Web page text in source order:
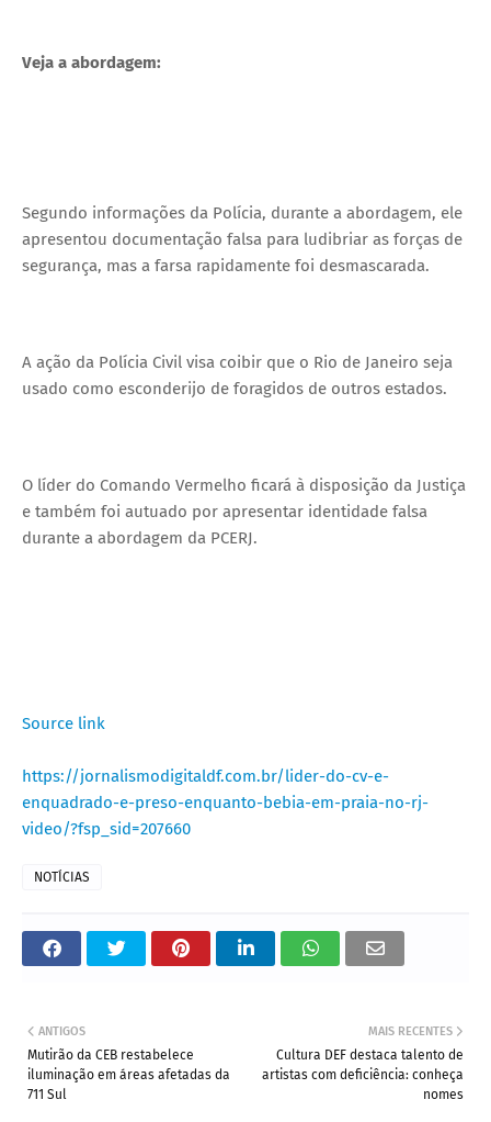
Veja a abordagem:
Segundo informações da Polícia, durante a abordagem, ele
apresentou documentação falsa para ludibriar as forças de
segurança, mas a farsa rapidamente foi desmascarada.
A ação da Polícia Civil visa coibir que o Rio de Janeiro seja
usado como esconderijo de foragidos de outros estados.
O líder do Comando Vermelho ficará à disposição da Justiça
e também foi autuado por apresentar identidade falsa
durante a abordagem da PCERJ.
Source link
https://jornalismodigitaldf.com.br/lider-do-cv-e-
enquadrado-e-preso-enquanto-bebia-em-praia-no-rj-
video/?fsp_sid=207660
NOTÍCIAS
MAIS RECENTES
Cultura DEF destaca talento de
artistas com deficiência: conheça
nomes
ANTIGOS
Mutirão da CEB restabelece
iluminação em áreas afetadas da
711 Sul